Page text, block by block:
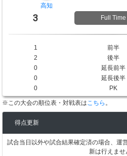
高知
3 Full Time
1 前半
2
後半
0
延長前半
0
延長後半
0
PK
※この大会の順位表・対戦表はこちら 。
得点更新
試合当日以外や試合結果確定済の場合、運
新は行えませ